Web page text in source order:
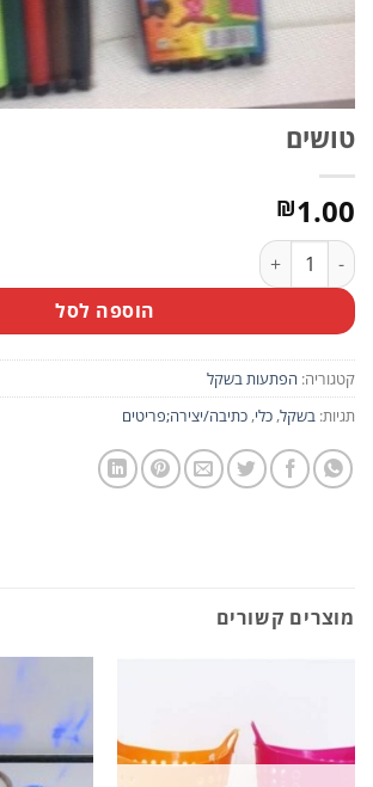
טושים
₪1.00
כמות של טושים
הוספה לסל
קטגוריה: הפתעות בשקל
תגיות: בשקל, כלי, כתיבה/יצירה;פריטים
מוצרים קשורים